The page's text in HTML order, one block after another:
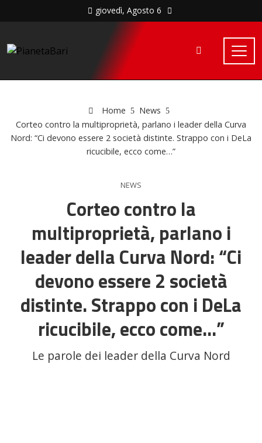
giovedì, Agosto 6
Home
News
Corteo contro la multiproprietà, parlano i leader della Curva
Nord: “Ci devono essere 2 società distinte. Strappo con i DeLa
ricucibile, ecco come…”
NEWS
Corteo contro la
multiproprietà, parlano i
leader della Curva Nord: “Ci
devono essere 2 società
distinte. Strappo con i DeLa
ricucibile, ecco come…”
Le parole dei leader della Curva Nord